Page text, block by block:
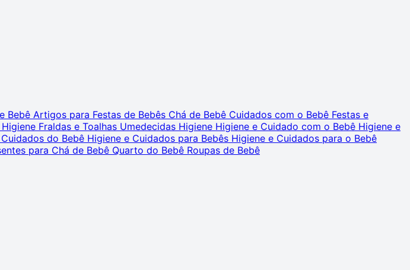
Bebê Artigos para Festas de Bebês Chá de Bebê Cuidados com o Bebê Festas e
Fraldas e Toalhas Umedecidas Higiene Higiene e Cuidado com o Bebê Higiene e
do Bebê Higiene e Cuidados para Bebês Higiene e Cuidados para o Bebê
para Chá de Bebê Quarto do Bebê Roupas de Bebê